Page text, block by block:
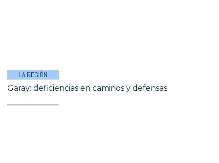
LA REGIÓN
Garay: deficiencias en caminos y defensas